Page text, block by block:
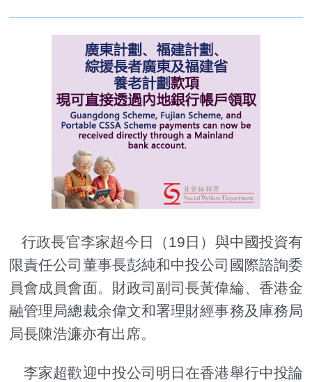
行政長官李家超今日（19日）與中國投資有
限責任公司董事長彭純和中投公司國際諮詢委
員會成員會面。財政司副司長黃偉綸、香港金
融管理局總裁余偉文和署理財經事務及庫務局
局長陳浩濂亦有出席。
李家超歡迎中投公司明日在香港舉行中投論